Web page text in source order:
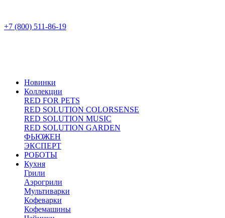
+7 (800) 511-86-19
Новинки
Коллекции
RED FOR PETS
RED SOLUTION COLORSENSE
RED SOLUTION MUSIC
RED SOLUTION GARDEN
ФЬЮЖЕН
ЭКСПЕРТ
РОБОТЫ
Кухня
Грили
Аэрогрили
Мультиварки
Кофеварки
Кофемашины